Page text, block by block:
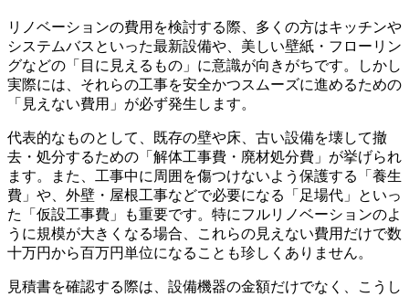
リノベーションの費用を検討する際、多くの方はキッチンや
システムバスといった最新設備や、美しい壁紙・フローリン
グなどの「目に見えるもの」に意識が向きがちです。しかし
実際には、それらの工事を安全かつスムーズに進めるための
「見えない費用」が必ず発生します。
代表的なものとして、既存の壁や床、古い設備を壊して撤
去・処分するための「解体工事費・廃材処分費」が挙げられ
ます。また、工事中に周囲を傷つけないよう保護する「養生
費」や、外壁・屋根工事などで必要になる「足場代」といっ
た「仮設工事費」も重要です。特にフルリノベーションのよ
うに規模が大きくなる場合、これらの見えない費用だけで数
十万円から百万円単位になることも珍しくありません。
見積書を確認する際は、設備機器の金額だけでなく、こうし